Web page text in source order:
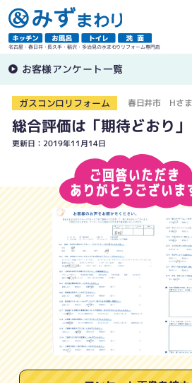
名古屋・春日井・長久手・稲沢・多治見の水まわりリフォーム専門店
お客様アンケート一覧
ガスコンロリフォーム 春日井市 Hさま
総合評価は「期待どおり」
更新日：2019年11月14日